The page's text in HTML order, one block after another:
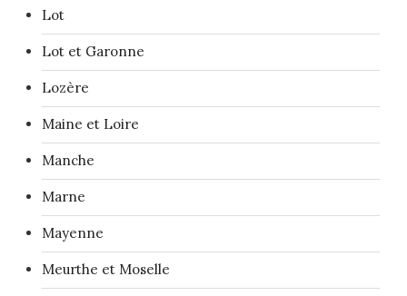
Lot
Lot et Garonne
Lozère
Maine et Loire
Manche
Marne
Mayenne
Meurthe et Moselle